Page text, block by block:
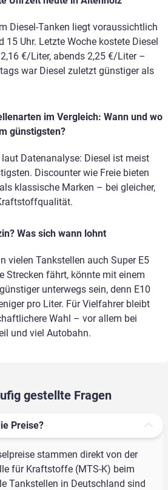
Diesel-Tanken liegt voraussichtlich
15 Uhr. Letzte Woche kostete Diesel
€/Liter, abends 2,25 €/Liter –
war Diesel zuletzt günstiger als
im Vergleich: Wann und wo
günstigsten?
Datenanalyse: Diesel ist meist
Discounter wie Freie bieten
klassische Marken – bei gleicher,
Was sich wann lohnt
vielen Tankstellen auch Super E5
Strecken fährt, könnte mit einem
unterwegs sein, denn E10
pro Liter. Für Vielfahrer bleibt
Wahl – vor allem bei
und viel Autobahn.
gestellte Fragen
Preise?
stammen direkt von der
für Kraftstoffe (MTS-K) beim
Tankstellen in Deutschland sind